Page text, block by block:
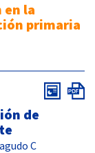
en la
primaria
de
C